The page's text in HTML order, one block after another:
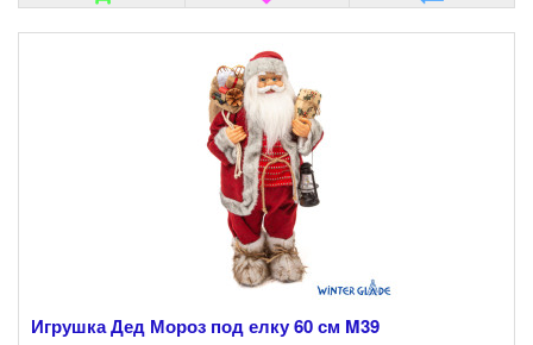
Игрушка Дед Мороз под елку 60 см M39